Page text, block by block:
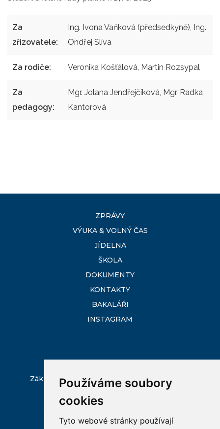
Používáme soubory
cookies
Tyto webové stránky používají
Za
zřizovatele:
Ing. Ivona Vaňková (předsedkyně), Ing.
Ondřej Slíva
Za rodiče: Veronika Košťálová, Martin Rozsypal
Za
pedagogy:
Mgr. Jolana Jendřejčíková, Mgr. Radka
Kantorová
ZPRÁVY
VÝUKA & VOLNÝ ČAS
JÍDELNA
ŠKOLA
DOKUMENTY
KONTAKTY
BAKALÁŘI
INSTAGRAM
Základní škola Slezská Ostrava, Chrustova 24,
příspěvková organizace
Chrustova 1418, 713 00 Slezská Ostrava
sekretariat@chrustova.eu